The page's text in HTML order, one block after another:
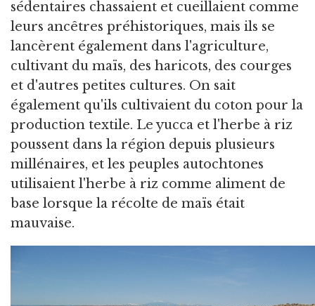
sédentaires chassaient et cueillaient comme
leurs ancêtres préhistoriques, mais ils se
lancèrent également dans l'agriculture,
cultivant du maïs, des haricots, des courges
et d'autres petites cultures. On sait
également qu'ils cultivaient du coton pour la
production textile. Le yucca et l'herbe à riz
poussent dans la région depuis plusieurs
millénaires, et les peuples autochtones
utilisaient l'herbe à riz comme aliment de
base lorsque la récolte de maïs était
mauvaise.